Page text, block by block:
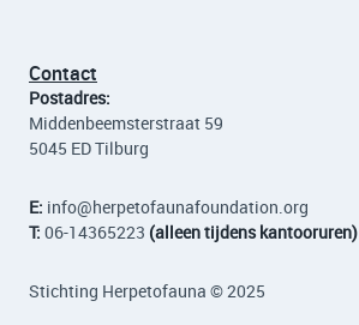
Contact
Postadres:
Middenbeemsterstraat 59
5045 ED Tilburg
E: info@herpetofaunafoundation.org
T: 06-14365223 (alleen tijdens kantooruren)
Stichting Herpetofauna © 2025